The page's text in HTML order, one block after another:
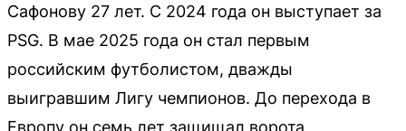
Сафонову 27 лет. С 2024 года он выступает за
PSG. В мае 2025 года он стал первым
российским футболистом, дважды
выигравшим Лигу чемпионов. До перехода в
Европу он семь лет защищал ворота